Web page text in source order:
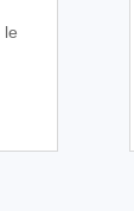
le